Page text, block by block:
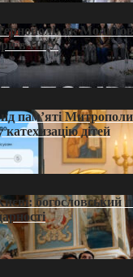
як
в ПЦУ
пам’яті
дітей
богословський